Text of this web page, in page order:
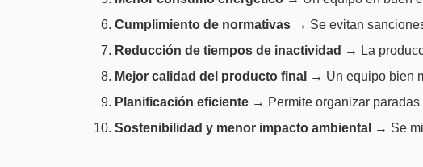
Cumplimiento de normativas → Se evitan
Reducción de tiempos de inactividad → La
Mejor calidad del producto final
→ Un equipo bien
Planificación eficiente → Permite organizar
Sostenibilidad y menor impacto ambiental
→ Se